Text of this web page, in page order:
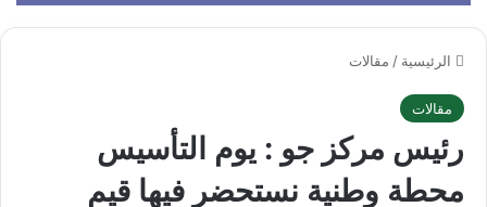
الرئيسية / مقالات
مقالات
رئيس مركز جو : يوم التأسيس
محطة وطنية نستحضر فيها قيم